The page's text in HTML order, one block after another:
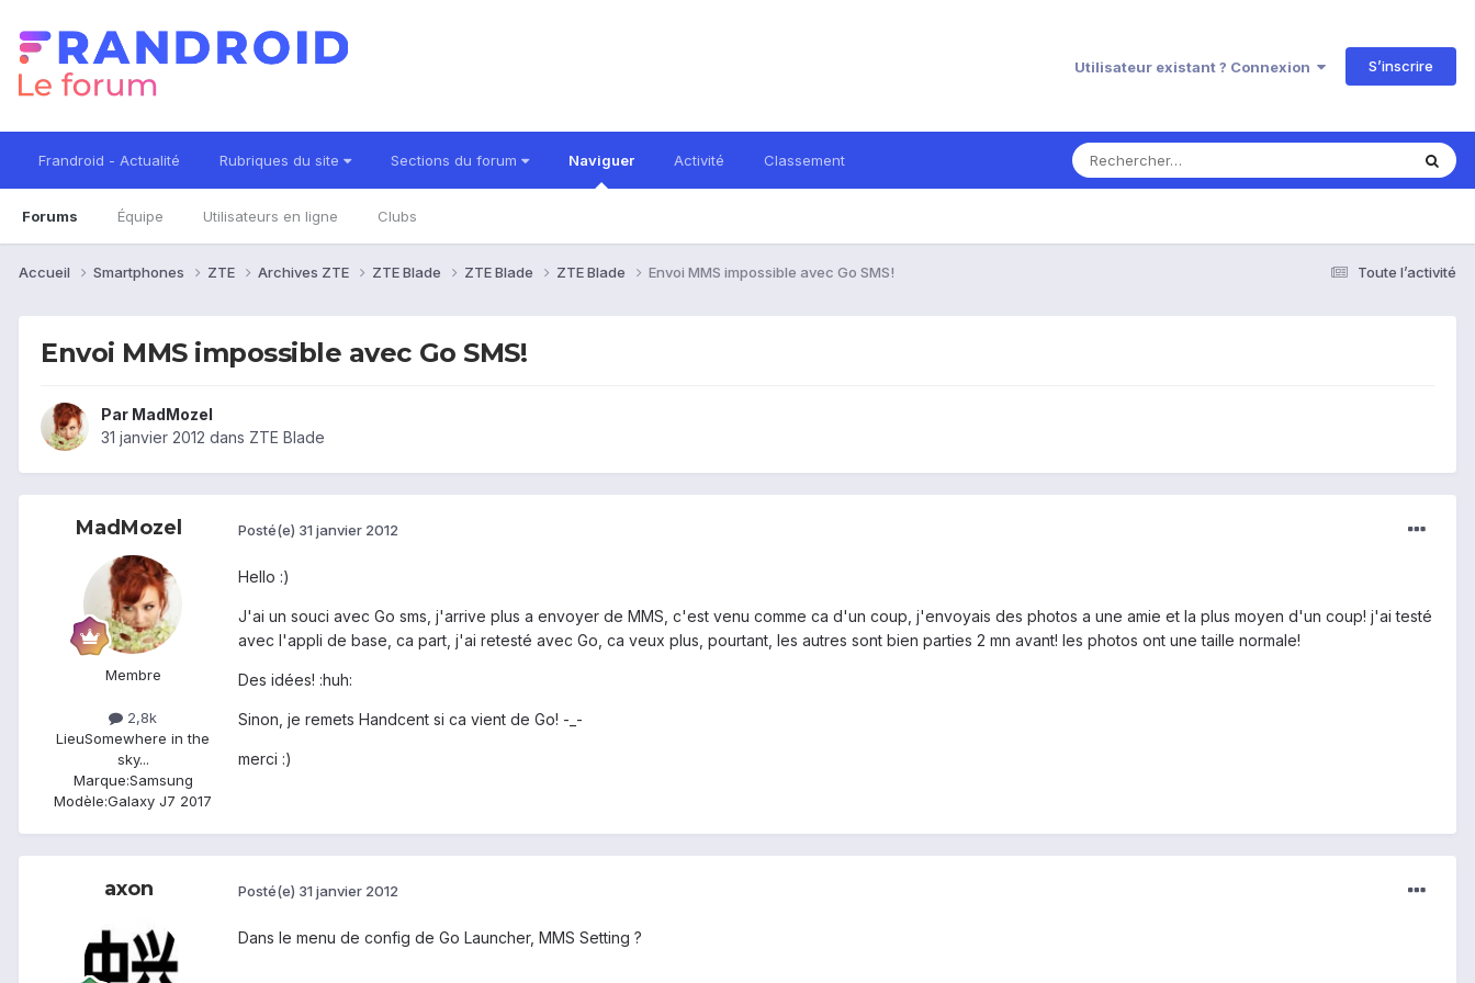
Utilisateur existant ? Connexion S’inscrire
Frandroid - Actualité Rubriques du site Sections du forum Naviguer
Forums Équipe Utilisateurs en ligne Clubs
Activité Classement
Toute l’activité
Accueil Smartphones ZTE Archives ZTE ZTE Blade ZTE Blade ZTE Blade Envoi MMS impossible avec Go SMS!
Envoi MMS impossible avec Go SMS!
Par MadMozel
31 janvier 2012 dans ZTE Blade
MadMozel
Membre
2,8k
LieuSomewhere in the
sky...
Marque:Samsung
Modèle:Galaxy J7 2017
Posté(e) 31 janvier 2012
Hello :)
J'ai un souci avec Go sms, j'arrive plus a envoyer de MMS, c'est venu comme ca d'un coup, j'envoyais des photos a une amie et la plus moyen d'un coup! j'ai testé
avec l'appli de base, ca part, j'ai retesté avec Go, ca veux plus, pourtant, les autres sont bien parties 2 mn avant! les photos ont une taille normale!
Des idées! :huh:
Sinon, je remets Handcent si ca vient de Go! -_-
merci :)
axon Posté(e) 31 janvier 2012
Dans le menu de config de Go Launcher, MMS Setting ?